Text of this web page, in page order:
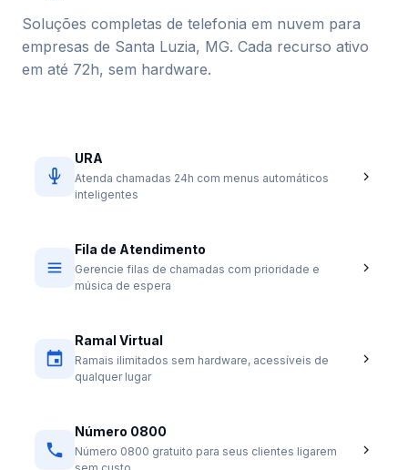
Soluções completas de telefonia em nuvem para
empresas de Santa Luzia, MG. Cada recurso ativo
em até 72h, sem hardware.
URA
Atenda chamadas 24h com menus automáticos
inteligentes
Fila de Atendimento
Gerencie filas de chamadas com prioridade e
música de espera
Ramal Virtual
Ramais ilimitados sem hardware, acessíveis de
qualquer lugar
Número 0800
Número 0800 gratuito para seus clientes ligarem
sem custo